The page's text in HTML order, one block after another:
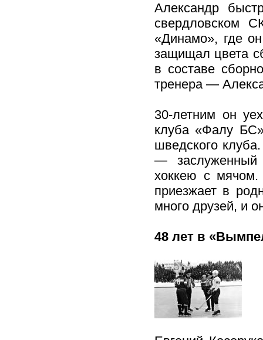
Александр
свердловском
«Динамо», где
защищал цвета
в составе
тренера —
30-летним он
клуба «Фалу
шведского
— заслуженный
хоккею с
приезжает в
много друзей, и
48 лет в